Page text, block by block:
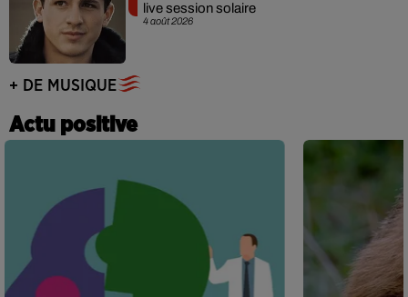
4 août 2026
live session solaire
+ DE MUSIQUE
Actu positive